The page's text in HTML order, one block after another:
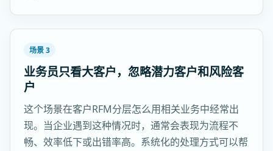
场景 3
业务员只看大客户，忽略潜力客户和风险客
户
这个场景在客户RFM分层怎么用相关业务中经常出
现。当企业遇到这种情况时，通常会表现为流程不
畅、效率低下或出错率高。系统化的处理方式可以帮